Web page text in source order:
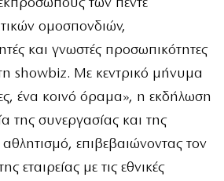
των πέντε
ομοσπονδιών,
και γνωστές προσωπικότητες
showbiz. Με κεντρικό μήνυμα
ένα κοινό όραμα», η εκδήλωση
της συνεργασίας και της
επιβεβαιώνοντας τον
εταιρείας με τις εθνικές